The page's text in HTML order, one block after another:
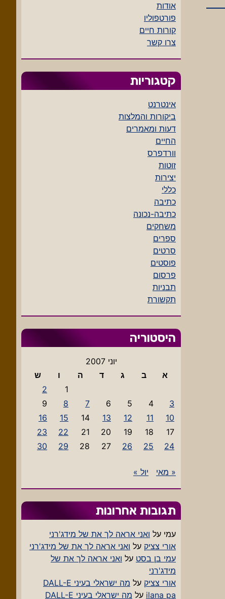
אודות
פורטפוליו
קורות חיים
צרו קשר
קטגוריות
אינטרנט
ביקורות והמלצות
דעות ומאמרים
החיים
וורדפרס
זוטות
יצירות
כללי
כתיבה
כתיבה-נכונה
משחקים
ספרים
סרטים
פוסטים
פרסום
תבניות
תקשורת
היסטוריה
יוני 2007
א
ב ג ד ה ו
ש
1
2
3
4
5
6
7
8
9
10
11
12
13
14
15
16
17
18
19
20
21
22
23
24
25
26
27
28
29
30
« מאי יול »
תגובות אחרונות
עמי על ואני אראה לך את של מידג'רני
אורי צציק על ואני אראה לך את של מידג'רני
עמי בן בסט על ואני אראה לך את של
מידג'רני
אורי צציק על מה ישראלי בעיני DALL-E
ilana pa על מה ישראלי בעיני DALL-E